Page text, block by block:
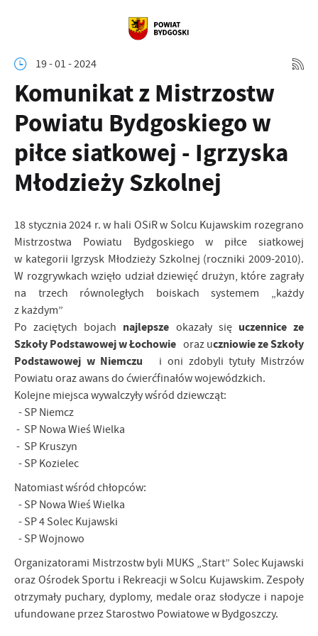
19 - 01 - 2024
Komunikat z Mistrzostw
Powiatu Bydgoskiego w
piłce siatkowej - Igrzyska
Młodzieży Szkolnej
18 stycznia 2024 r. w hali OSiR w Solcu Kujawskim rozegrano
Mistrzostwa Powiatu Bydgoskiego w piłce siatkowej
w kategorii Igrzysk Młodzieży Szkolnej (roczniki 2009-2010).
W rozgrywkach wzięło udział dziewięć drużyn, które zagrały
na trzech równoległych boiskach systemem „każdy
z każdym”
Po zaciętych bojach najlepsze okazały się uczennice ze
Szkoły Podstawowej w Łochowie oraz uczniowie ze Szkoły
Podstawowej w Niemczu i oni zdobyli tytuły Mistrzów
Powiatu oraz awans do ćwierćfinałów wojewódzkich.
Kolejne miejsca wywalczyły wśród dziewcząt:
- SP Niemcz
- SP Nowa Wieś Wielka
- SP Kruszyn
- SP Kozielec
Natomiast wśród chłopców:
- SP Nowa Wieś Wielka
- SP 4 Solec Kujawski
- SP Wojnowo
Organizatorami Mistrzostw byli MUKS „Start” Solec Kujawski
oraz Ośrodek Sportu i Rekreacji w Solcu Kujawskim. Zespoły
otrzymały puchary, dyplomy, medale oraz słodycze i napoje
ufundowane przez Starostwo Powiatowe w Bydgoszczy.